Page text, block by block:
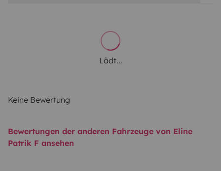
Lädt...
Keine Bewertung
Bewertungen der anderen Fahrzeuge von Eline
Patrik F ansehen